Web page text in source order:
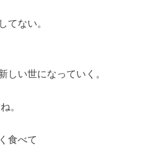
てない。
しい世になっていく。
。
食べて